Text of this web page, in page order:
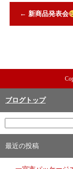
← 新商品発表会
ブログトップ
最近の投稿